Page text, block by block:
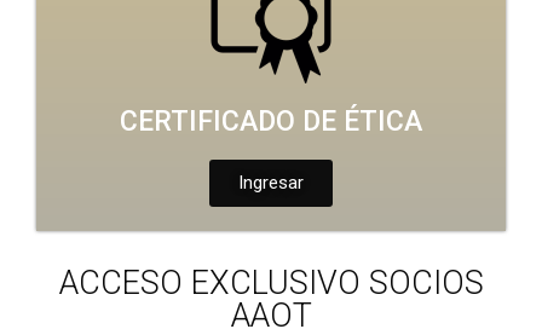
CERTIFICADO DE ÉTICA
Ingresar
ACCESO EXCLUSIVO SOCIOS
AAOT